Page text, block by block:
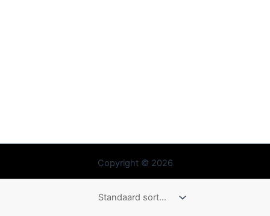
Copyright © 2026